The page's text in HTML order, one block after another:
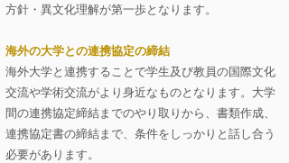
方針・ 異文化理解が第一歩となります。
海外の大学との連携協定の締結
海外大学と連携することで学生及び教員の国際文化
交流や学術交流がより身近なものとなります。大学
間の連携協定締結までのやり取り から、書類作成、
連携協定書の締結まで、条件をしっかりと話し合う
必要があります。